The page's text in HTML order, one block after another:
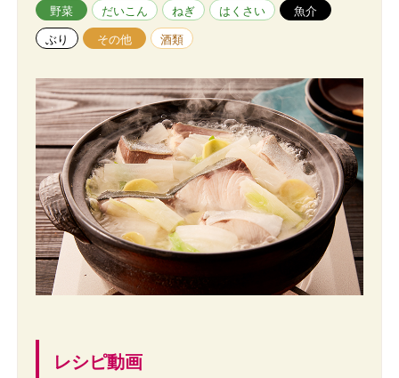
野菜 だいこん ねぎ はくさい 魚介
ぶり その他 酒類
レシピ動画